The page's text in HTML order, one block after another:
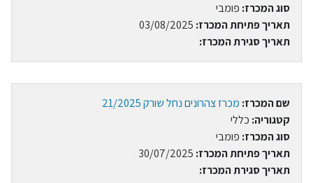
סוג המכרז: פומבי
תאריך פתיחת המכרז: 03/08/2025
תאריך סגירת המכרז:
שם המכרז: מכרז צהרונים נחל שורק 21/2025
קטגוריה: כללי
סוג המכרז: פומבי
תאריך פתיחת המכרז: 30/07/2025
תאריך סגירת המכרז: